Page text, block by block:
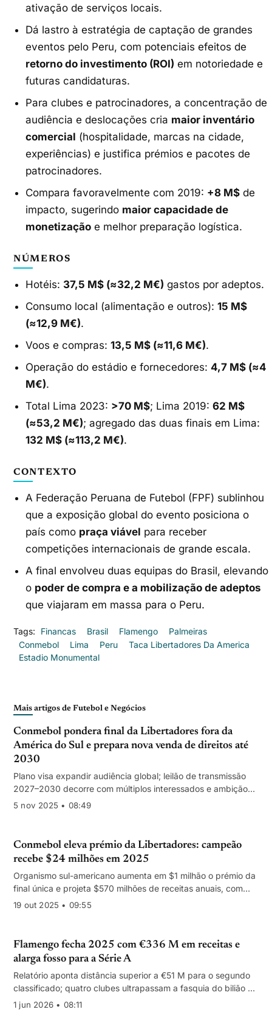
ativação de serviços locais.
Dá lastro à estratégia de captação de grandes
eventos pelo Peru, com potenciais efeitos de
retorno do investimento (ROI) em notoriedade e
futuras candidaturas.
Para clubes e patrocinadores, a concentração de
audiência e deslocações cria maior inventário
comercial (hospitalidade, marcas na cidade,
experiências) e justifica prémios e pacotes de
patrocinadores.
Compara favoravelmente com 2019: +8 M$ de
impacto, sugerindo maior capacidade de
monetização e melhor preparação logística.
NÚMEROS
Hotéis: 37,5 M$ (≈32,2 M€) gastos por adeptos.
Consumo local (alimentação e outros):15 M$
(≈12,9 M€).
Voos e compras:13,5 M$ (≈11,6 M€).
Operação do estádio e fornecedores:4,7 M$ (≈4
M€).
Total Lima 2023: >70 M$; Lima 2019:62 M$
(≈53,2 M€); agregado das duas finais em Lima:
132 M$ (≈113,2 M€).
CONTEXTO
A Federação Peruana de Futebol (FPF) sublinhou
que a exposição global do evento posiciona o
país como praça viável para receber
competições internacionais de grande escala.
A final envolveu duas equipas do Brasil, elevando
o poder de compra e a mobilização de adeptos
que viajaram em massa para o Peru.
Tags: Financas Brasil Flamengo
Palmeiras
Conmebol
Lima Peru
Taca Libertadores Da America
Estadio Monumental
Mais artigos de Futebol e Negócios
Conmebol pondera final da Libertadores fora da
América do Sul e prepara nova venda de direitos até
2030
Plano visa expandir audiência global; leilão de transmissão
2027–2030 decorre com múltiplos interessados e ambição
de superar €1,31 mil M
5 nov 2025 • 08:49
Conmebol eleva prémio da Libertadores: campeão
recebe $24 milhões em 2025
Organismo sul-americano aumenta em $1 milhão o prémio da
final única e projeta $570 milhões de receitas anuais, com
74% vindos de direitos audiovisuais.
19 out 2025 • 09:55
Flamengo fecha 2025 com €336 M em receitas e
alarga fosso para a Série A
Relatório aponta distância superior a €51 M para o segundo
classificado; quatro clubes ultrapassam a fasquia do bilião de
reais
1 jun 2026 • 08:11